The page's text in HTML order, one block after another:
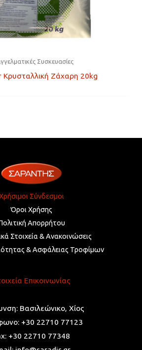
Συσκευασίες
Κρυσταλλική Ζάχαρη 20kg
Σύνδεσμοι
Όροι Χρήσης
Απορρήτου
Στοιχεία & Ανακοινώσεις
& Ασφάλειας Τροφίμων
Επικοινωνίας
Βασιλεώνικο, Χίος
+30 22710 77123
+30 22710 77348